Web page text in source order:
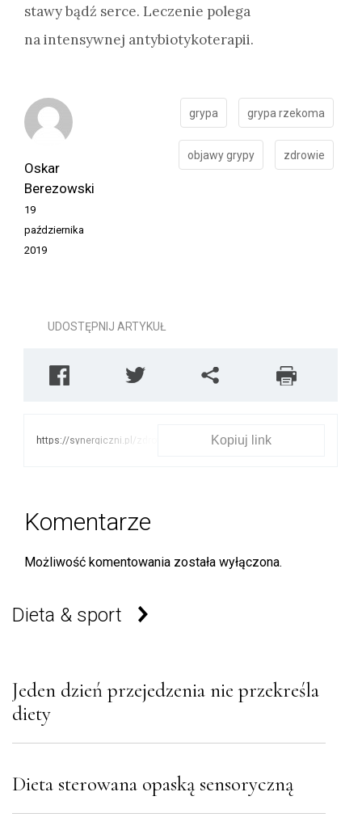
stawy bądź serce. Leczenie polega
na intensywnej antybiotykoterapii.
Oskar
Berezowski
19
października
2019
grypa grypa rzekoma
objawy grypy zdrowie
UDOSTĘPNIJ ARTYKUŁ
https://synergiczni.pl/zdrowie/grypa-
Kopiuj link
Komentarze
Możliwość komentowania została wyłączona.
Dieta & sport
Jeden dzień przejedzenia nie przekreśla
diety
Dieta sterowana opaską sensoryczną